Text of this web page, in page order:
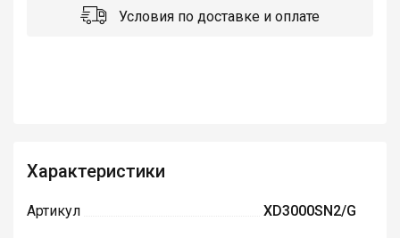
Условия по доставке и оплате
Характеристики
Артикул XD3000SN2/G